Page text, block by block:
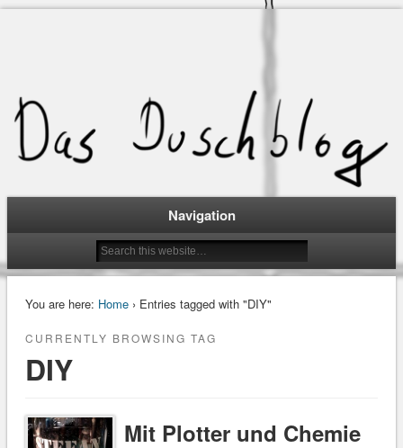
Navigation
You are here: Home› Entries tagged with "DIY"
CURRENTLY BROWSING TAG
DIY
Mit Plotter und Chemie